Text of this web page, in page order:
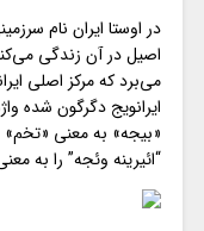
در اوستا ایراننام
اصیل در آن زندگی
می‌برد که مرکز اصلی
ایرانویج دگرگون شده
«بیجه» به معنی «تخم»
“ائیرینه وئجه” را به